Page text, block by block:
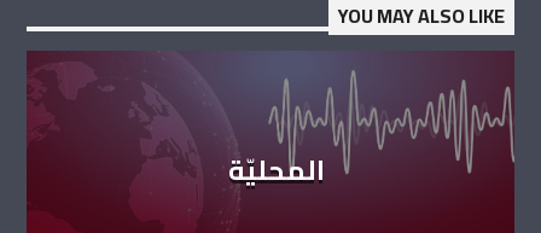
YOU MAY ALSO LIKE
المحليّة